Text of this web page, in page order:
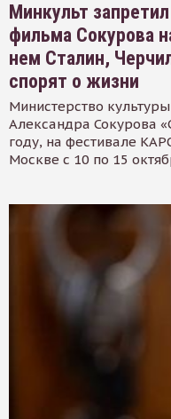
Минкульт
фильма Сокурова
нем Сталин,
спорят о жизни
Министерство
Александра Сокурова
году, на фестивале
Москве с 10 по 15